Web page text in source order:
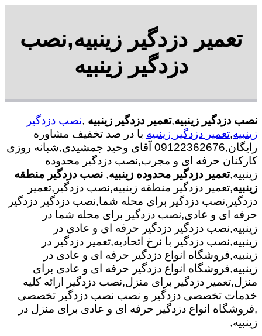
تعمیر دزدگیر زینبیه,نصب
دزدگیر زینبیه
نصب دزدگیر زینبیه,تعمیر دزدگیر زینبیه ,نصب دزدگیر
زینبیه,تعمیر دزدگیر زینبیه با در صد تخفیف مشاوره
رایگان,09122362676 آقای وحید جمشیدی,شبانه روزی
کارکنان حرفه ای و مجرب,نصب دزدگیر محدوده
زینبیه,تعمیر دزدگیر محدوده زینبیه, نصب دزدگیر منطقه
زینبیه,تعمیر دزدگیر منطقه زینبیه,نصب دزدگیر,تعمیر
دزدگیر,نصب دزدگیر برای محله شما,نصب دزدگیر دزدگیر
حرفه ای و عادی,نصب دزدگیر برای محله شما در
زینبیه,نصب دزدگیر دزدگیر حرفه ای و عادی در
زینبیه,نصب دزدگیر با نرخ اتحادیه,تعمیر دزدگیر در
زینبیه,فروشگاه انواع دزدگیر حرفه ای و عادی در
زینبیه,فروشگاه انواع دزدگیر حرفه ای و عادی برای
منزل,تعمیر دزدگیر برای منزل,نصب دزدگیر ارائه کلیه
خدمات تخصصی دزدگیر و نصب نصب دزدگیر تخصصی
,فروشگاه انواع دزدگیر حرفه ای و عادی برای منزل در
زینبیه,